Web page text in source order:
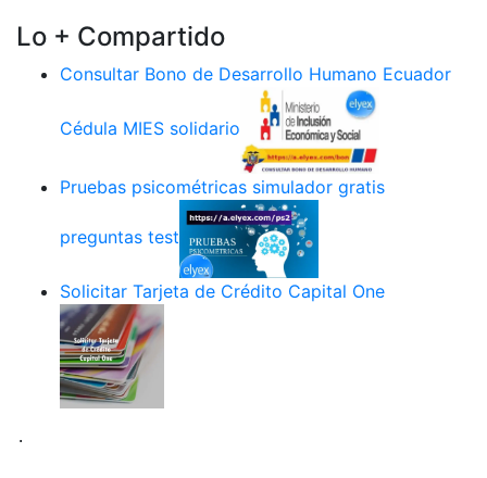
Lo + Compartido
Consultar Bono de Desarrollo Humano Ecuador
Cédula MIES solidario
Pruebas psicométricas simulador gratis
preguntas test
Solicitar Tarjeta de Crédito Capital One
.